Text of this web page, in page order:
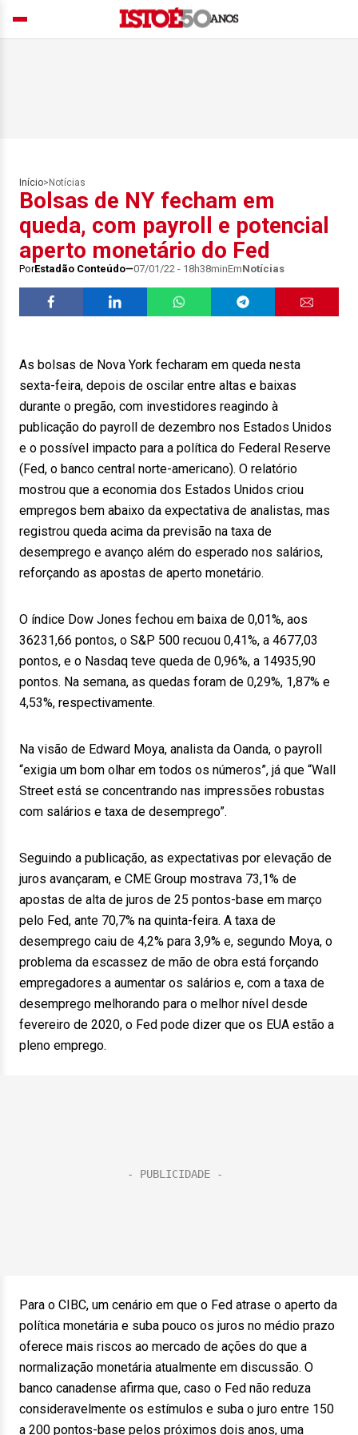
Início> Notícias
Bolsas de NY fecham em
queda, com payroll e potencial
aperto monetário do Fed
PorEstadão Conteúdo 07/01/22 - 18h38minEmNotícias
As bolsas de Nova York fecharam em queda nesta
sexta-feira, depois de oscilar entre altas e baixas
durante o pregão, com investidores reagindo à
publicação do payroll de dezembro nos Estados Unidos
e o possível impacto para a política do Federal Reserve
(Fed, o banco central norte-americano). O relatório
mostrou que a economia dos Estados Unidos criou
empregos bem abaixo da expectativa de analistas, mas
registrou queda acima da previsão na taxa de
desemprego e avanço além do esperado nos salários,
reforçando as apostas de aperto monetário.
O índice Dow Jones fechou em baixa de 0,01%, aos
36231,66 pontos, o S&P 500 recuou 0,41%, a 4677,03
pontos, e o Nasdaq teve queda de 0,96%, a 14935,90
pontos. Na semana, as quedas foram de 0,29%, 1,87% e
4,53%, respectivamente.
Na visão de Edward Moya, analista da Oanda, o payroll
“exigia um bom olhar em todos os números”, já que “Wall
Street está se concentrando nas impressões robustas
com salários e taxa de desemprego”.
Seguindo a publicação, as expectativas por elevação de
juros avançaram, e CME Group mostrava 73,1% de
apostas de alta de juros de 25 pontos-base em março
pelo Fed, ante 70,7% na quinta-feira. A taxa de
desemprego caiu de 4,2% para 3,9% e, segundo Moya, o
problema da escassez de mão de obra está forçando
empregadores a aumentar os salários e, com a taxa de
desemprego melhorando para o melhor nível desde
fevereiro de 2020, o Fed pode dizer que os EUA estão a
pleno emprego.
Para o CIBC, um cenário em que o Fed atrase o aperto da
política monetária e suba pouco os juros no médio prazo
oferece mais riscos ao mercado de ações do que a
normalização monetária atualmente em discussão. O
banco canadense afirma que, caso o Fed não reduza
consideravelmente os estímulos e suba o juro entre 150
a 200 pontos-base pelos próximos dois anos, uma